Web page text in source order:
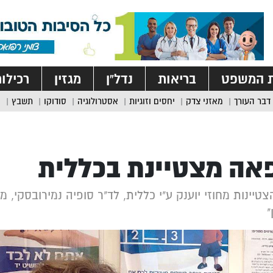
המשפט בריאות נדל”ן מגזין
דבר העורך מאזני צדק יחסים וזוגיות אסטרולוגיה סודוקו תשבץ
מצטיינת בכללית
מחוזי יוענק ע"י כללית, לד"ר סופיה